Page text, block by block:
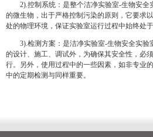
2).控制系统：是整个洁净实验室-生物安全
的微生物，出于严格控制污染的原则，它要求
处的物理环境，保证实验室运行过程中始终处
3).检测方案：是洁净实验室-生物安全实验
的设计、施工、调试外，为确保其安全性，必
行。另外，使用过程中的一些因素，如非专业
中的定期检测与同样重要。